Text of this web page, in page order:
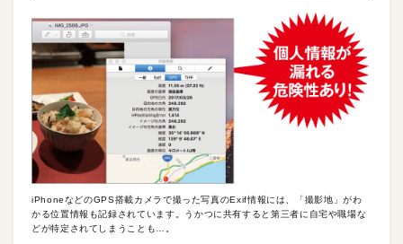
iPhoneなどのGPS搭載カメラで撮った写真のExif情報には、「撮影地」がわ
かる位置情報も記録されています。うかつに共有すると第三者に自宅や職場な
どが特定されてしまうことも…。